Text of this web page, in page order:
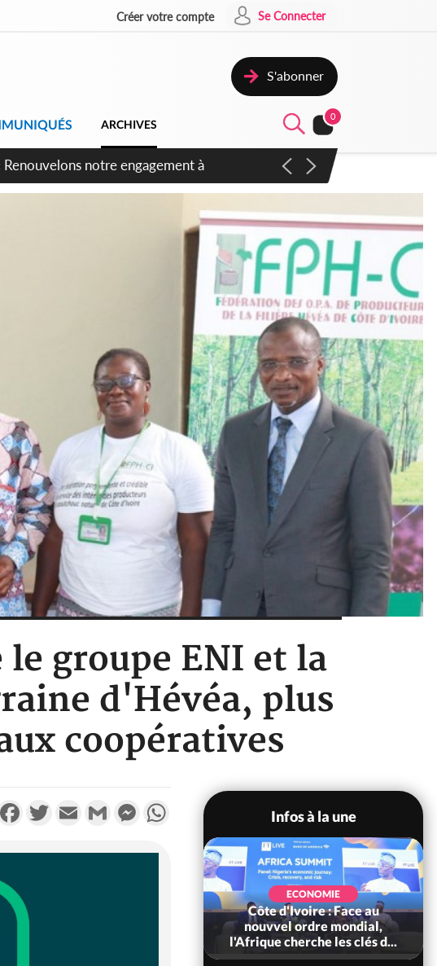
Créer votre compte Se Connecter
S'abonner
ARCHIVES
0
clés des amendements, un exclu
groupe ENI et la
d'Hévéa, plus
coopératives
PartagerFacebookTwitterEmail Gmail MessengerWhatsApp
Infos à la une
résiduels de cacao, des
sociétés coopératives et
ECONOMIE
Côte d'Ivoire : Face au
nouvvel ordre mondial,
l'Afrique cherche les clés d...